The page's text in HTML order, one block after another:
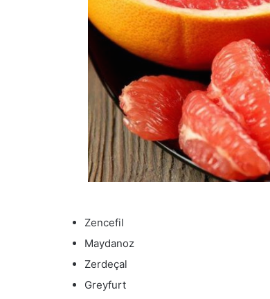
Zencefil
Maydanoz
Zerdeçal
Greyfurt